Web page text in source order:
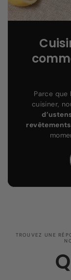
Parce que
cuisiner,
TROUVEZ UNE